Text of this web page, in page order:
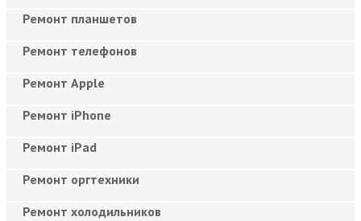
Ремонт планшетов
Ремонт телефонов
Ремонт Apple
Ремонт iPhone
Ремонт iPad
Ремонт оргтехники
Ремонт холодильников